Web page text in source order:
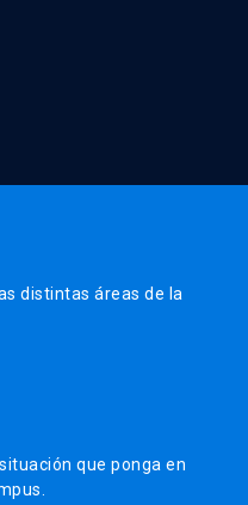
distintas áreas de la
que ponga en